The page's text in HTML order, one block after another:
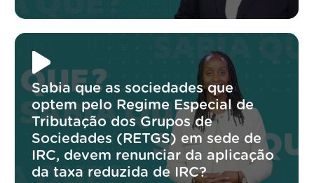
Sabia que as sociedades que
optem pelo Regime Especial de
Tributação dos Grupos de
Sociedades (RETGS) em sede de
IRC, devem renunciar da aplicação
da taxa reduzida de IRC?